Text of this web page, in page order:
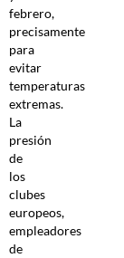
febrero,
precisamente
para
evitar
temperaturas
extremas.
La
presión
de
los
clubes
europeos,
empleadores
de